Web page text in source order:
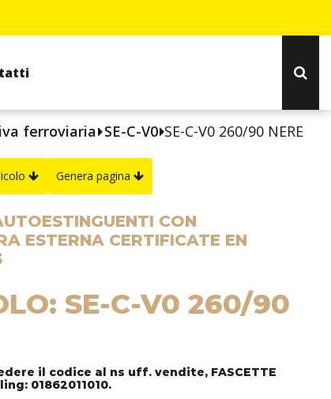
ferroviaria SE-C-V0 SE-C-V0 260/90 NERE
Genera pagina
CON
ESTERNA CERTIFICATE EN
SE-C-V0 260/90
il codice al ns uff. vendite, FASCETTE
01862011010.